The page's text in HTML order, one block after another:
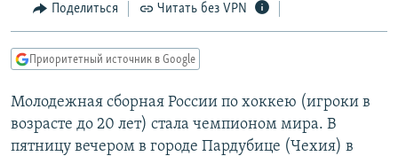
Вернутся
поиску
КУЛЬТУРА
КАВКАЗ.РЕАЛИИ
СЕВЕР.РЕАЛИИ
СИБИРЬ.РЕАЛИИ
Поделиться Читать без VPN
Приоритетный источник в Google
Молодежная сборная России по хоккею (игроки в
возрасте до 20 лет) стала чемпионом мира. В
пятницу вечером в городе Пардубице (Чехия) в